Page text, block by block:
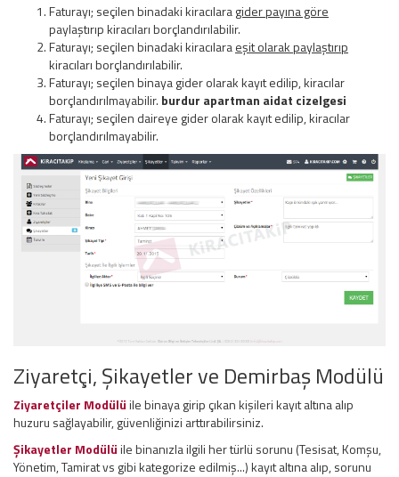
Faturayı; seçilen binadaki kiracılaragider payına göre
paylaştırıp kiracıları borçlandırılabilir.
Faturayı; seçilen binadaki kiracılaraeşit olarak paylaştırıp
kiracıları borçlandırılabilir.
Faturayı; seçilen binaya gider olarak kayıt edilip, kiracılar
borçlandırılmayabilir. burdur apartman aidat cizelgesi
Faturayı; seçilen daireye gider olarak kayıt edilip, kiracılar
borçlandırılmayabilir.
Ziyaretçi, Şikayetler ve Demirbaş Modülü
Ziyaretçiler Modülüile binaya girip çıkan kişileri kayıt altına alıp
huzuru sağlayabilir, güvenliğinizi arttırabilirsiniz.
Şikayetler Modülüile binanızla ilgili her türlü sorunu (Tesisat, Komşu,
Yönetim, Tamirat vs gibi kategorize edilmiş...) kayıt altına alıp, sorunu